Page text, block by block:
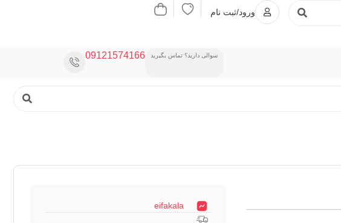
ورود/ثبت نام
سوالی دارید؟ تماس بگیرید 09121574166
eifakala